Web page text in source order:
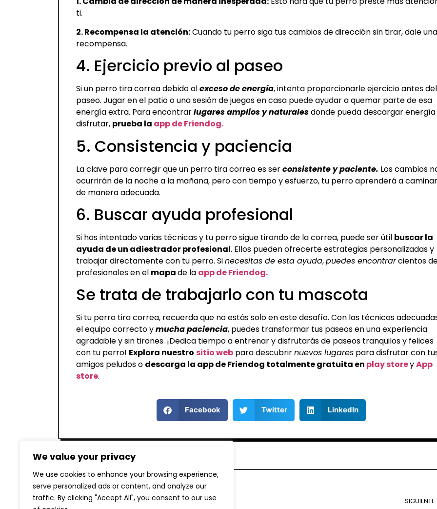
We value your privacy
We use cookies to enhance your browsing experience,
serve personalized ads or content, and analyze our
traffic. By clicking "Accept All", you consent to our use
ti.
2. Recompensa la atención:Cuando tu perro siga tus cambios de dirección sin tirar, dale una
recompensa.
4. Ejercicio previo al paseo
Si un perro tira correa debido alexceso de energía, intenta proporcionarle ejercicio antes del
paseo. Jugar en el patio o una sesión de juegos en casa puede ayudar a quemar parte de esa
energía extra. Para encontrarlugares amplios y naturalesdonde pueda descargar energía
disfrutar, prueba la app de Friendog.
5. Consistencia y paciencia
La clave para corregir que un perro tira correa es serconsistente y paciente. Los cambios
ocurrirán de la noche a la mañana, pero con tiempo y esfuerzo, tu perro aprenderá a caminar
de manera adecuada.
6. Buscar ayuda profesional
Si has intentado varias técnicas y tu perro sigue tirando de la correa, puede ser útil buscar la
ayuda de un adiestrador profesional. Ellos pueden ofrecerte estrategias personalizadas y
trabajar directamente con tu perro. Sinecesitas de esta ayuda,puedes encontrarcientos
profesionales en el mapade la app de Friendog.
Se trata de trabajarlo con tu mascota
Si tu perro tira correa, recuerda que no estás solo en este desafío. Con las técnicas
el equipo correcto ymucha paciencia, puedes transformar tus paseos en una experiencia
agradable y sin tirones. ¡Dedica tiempo a entrenar y disfrutarás de paseos tranquilos y felices
con tu perro! Explora nuestro sitio web para descubrirnuevos lugares para disfrutar con
amigos peludos o descarga la app de Friendog totalmente gratuita en play storeyApp
store.
Facebook Twitter LinkedIn
ANTERIOR SIGUIENTE